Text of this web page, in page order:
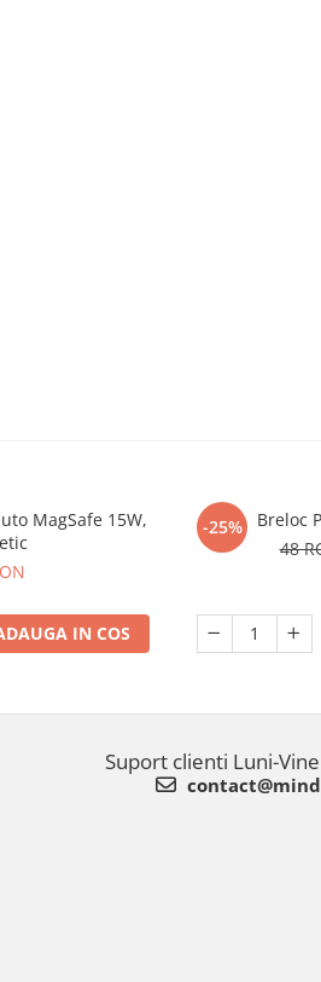
MagSafe 15W,
IN COS
-25%
Breloc
48
Suport clienti Luni-